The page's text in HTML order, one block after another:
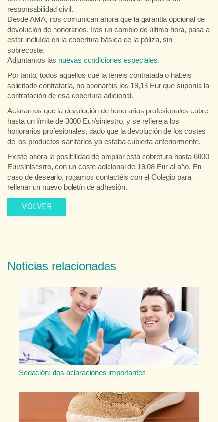
responsabilidad civil.
Desde AMA, nos comunican ahora que la garantía opcional de
devolución de honorarios, tras un cambio de última hora, pasa a
estar incluída en la cobertura básica de la póliza, sin
sobrecoste.
Adjuntamos las nuevas condiciones especiales.
Por tanto, todos aquellos que la tenéis contratada o habéis
solicitado contratarla, no abonaréis los 19,13 Eur que suponía la
contratación de esa cobertura adicional.
Aclaramos que la devolución de honorarios profesionales cubre
hasta un límite de 3000 Eur/siniestro, y se refiere a los
honorarios profesionales, dado que la devolución de los costes
de los productos sanitarios ya estaba cubierta anteriormente.
Existe ahora la posibilidad de ampliar esta cobretura hasta 6000
Eur/sinisestro, con un coste adicional de 19,08 Eur al año. En
caso de desearlo, rogamos contactéis con el Colegio para
rellenar un nuevo boletín de adhesión.
VOLVER
Noticias relacionadas
Sedación: dos aclaraciones importantes